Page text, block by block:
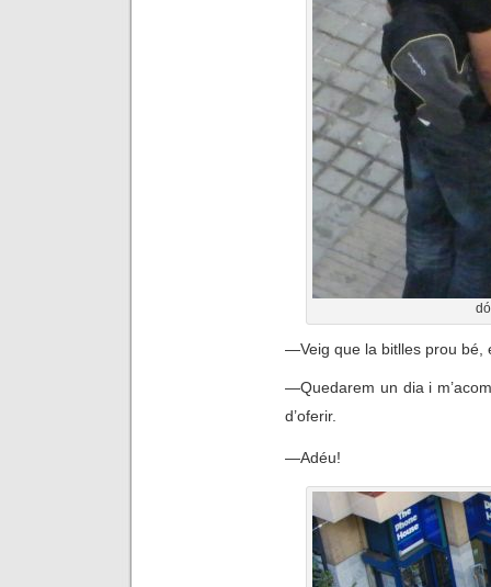
—Veig que la bitlles prou bé,
—Quedarem un dia i
d’oferir.
—Adéu!